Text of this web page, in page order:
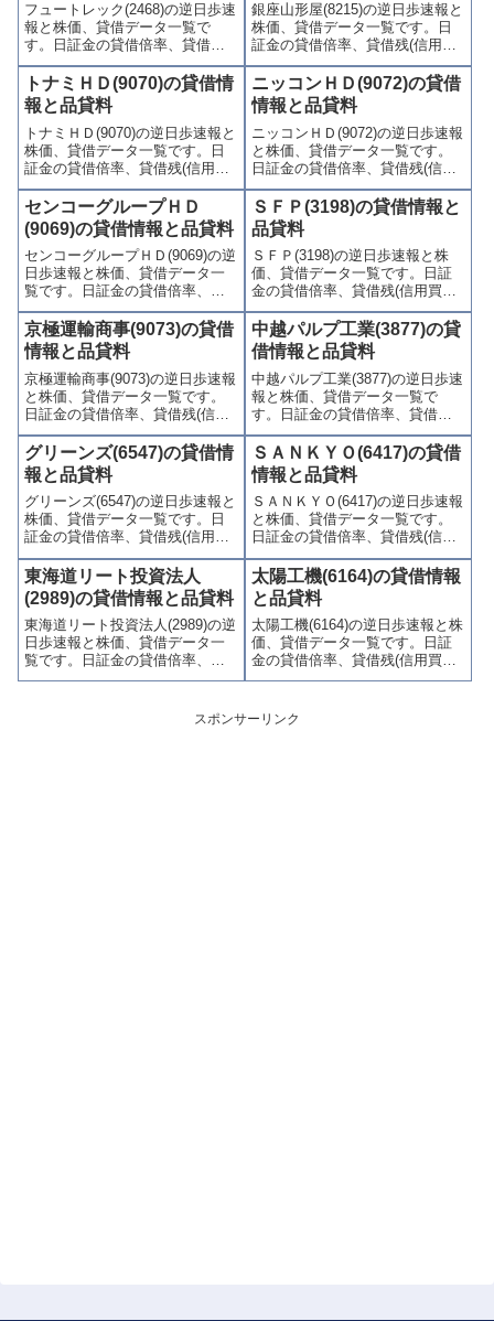
フュートレック(2468)の逆日歩速
報と株価、貸借データ一覧で
す。日証金の貸借倍率、貸借残
(信用買残、信用売残)、品貸料
(逆日歩)、東証の週末残高、規制
(注意喚起・申込停止)など、空売
り関連情報を集計し、図解でわ
かりやすくまとめて掲載してい
ます。
銀座山形屋(8215)の逆日歩速報と
株価、貸借データ一覧です。日
証金の貸借倍率、貸借残(信用買
残、信用売残)、品貸料(逆日
歩)、東証の週末残高、規制(注意
喚起・申込停止)など、空売り関
連情報を集計し、図解でわかり
やすくまとめて掲載していま
す。
トナミＨＤ(9070)の貸借情
報と品貸料
トナミＨＤ(9070)の逆日歩速報と
株価、貸借データ一覧です。日
証金の貸借倍率、貸借残(信用買
残、信用売残)、品貸料(逆日
歩)、東証の週末残高、規制(注意
喚起・申込停止)など、空売り関
連情報を集計し、図解でわかり
やすくまとめて掲載していま
す。
ニッコンＨＤ(9072)の貸借
情報と品貸料
ニッコンＨＤ(9072)の逆日歩速報
と株価、貸借データ一覧です。
日証金の貸借倍率、貸借残(信用
買残、信用売残)、品貸料(逆日
歩)、東証の週末残高、規制(注意
喚起・申込停止)など、空売り関
連情報を集計し、図解でわかり
やすくまとめて掲載していま
す。
センコーグループＨＤ
(9069)の貸借情報と品貸料
センコーグループＨＤ(9069)の逆
日歩速報と株価、貸借データ一
覧です。日証金の貸借倍率、貸
借残(信用買残、信用売残)、品貸
料(逆日歩)、東証の週末残高、規
制(注意喚起・申込停止)など、空
売り関連情報を集計し、図解で
わかりやすくまとめて掲載して
います。
ＳＦＰ(3198)の貸借情報と
品貸料
ＳＦＰ(3198)の逆日歩速報と株
価、貸借データ一覧です。日証
金の貸借倍率、貸借残(信用買
残、信用売残)、品貸料(逆日
歩)、東証の週末残高、規制(注意
喚起・申込停止)など、空売り関
連情報を集計し、図解でわかり
やすくまとめて掲載していま
す。
京極運輸商事(9073)の貸借
情報と品貸料
京極運輸商事(9073)の逆日歩速報
と株価、貸借データ一覧です。
日証金の貸借倍率、貸借残(信用
買残、信用売残)、品貸料(逆日
歩)、東証の週末残高、規制(注意
喚起・申込停止)など、空売り関
連情報を集計し、図解でわかり
やすくまとめて掲載していま
す。
中越パルプ工業(3877)の貸
借情報と品貸料
中越パルプ工業(3877)の逆日歩速
報と株価、貸借データ一覧で
す。日証金の貸借倍率、貸借残
(信用買残、信用売残)、品貸料
(逆日歩)、東証の週末残高、規制
(注意喚起・申込停止)など、空売
り関連情報を集計し、図解でわ
かりやすくまとめて掲載してい
ます。
グリーンズ(6547)の貸借情
報と品貸料
グリーンズ(6547)の逆日歩速報と
株価、貸借データ一覧です。日
証金の貸借倍率、貸借残(信用買
残、信用売残)、品貸料(逆日
歩)、東証の週末残高、規制(注意
喚起・申込停止)など、空売り関
連情報を集計し、図解でわかり
やすくまとめて掲載していま
す。
ＳＡＮＫＹＯ(6417)の貸借
情報と品貸料
ＳＡＮＫＹＯ(6417)の逆日歩速報
と株価、貸借データ一覧です。
日証金の貸借倍率、貸借残(信用
買残、信用売残)、品貸料(逆日
歩)、東証の週末残高、規制(注意
喚起・申込停止)など、空売り関
連情報を集計し、図解でわかり
やすくまとめて掲載していま
す。
東海道リート投資法人
(2989)の貸借情報と品貸料
東海道リート投資法人(2989)の逆
日歩速報と株価、貸借データ一
覧です。日証金の貸借倍率、貸
借残(信用買残、信用売残)、品貸
制(注意喚起・申込停止)など、空
売り関連情報を集計し、図解で
太陽工機(6164)の貸借情報
と品貸料
太陽工機(6164)の逆日歩速報と株
価、貸借データ一覧です。日証
金の貸借倍率、貸借残(信用買
残、信用売残)、品貸料(逆日
喚起・申込停止)など、空売り関
連情報を集計し、図解でわかり
スポンサーリンク